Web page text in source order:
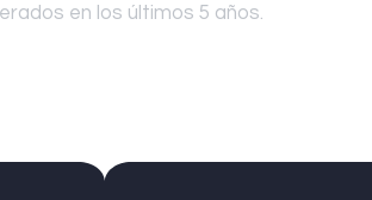
en los últimos 5 años.